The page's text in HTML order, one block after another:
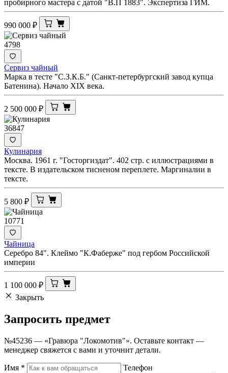
пробирного мастера с датой "В.П 1883". Экспертиза ГИМ.
990 000 ₽
4798
Сервиз чайный
Марка в тесте "С.З.К.Б." (Санкт-петербургский завод купца
Батенина). Начало XIX века.
2 500 000 ₽
36847
Кулинария
Москва. 1961 г. "Госторгиздат". 402 стр. с иллюстрациями в
тексте. В издательском тисненом переплете. Маргиналии в
тексте.
5 800 ₽
10771
Чайница
Серебро 84". Клеймо "К.Фаберже" под гербом Российской
империи
1 100 000 ₽
Закрыть
Запросить предмет
№45236 — «Гравюра "Локомотив"». Оставьте контакт —
менеджер свяжется с вами и уточнит детали.
Имя *
Телефон